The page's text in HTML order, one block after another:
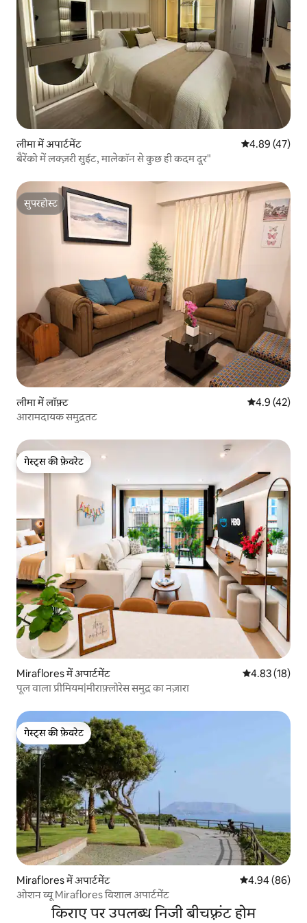
लीमा में अपार्टमेंट औसत रेटिंग 5 में
4.89 (47)
बैरेंको में लक्ज़री सुईट, मालेकॉन से कुछ ही कदम दूर"
सुपरहोस्ट
सुपरहोस्ट
लीमा में लॉफ़्ट औसत रेटिंग 5
4.9 (42)
आरामदायक समुद्रतट
गेस्ट्स की फ़ेवरेट
गेस्ट्स की फ़ेवरेट
Miraflores में अपार्टमेंट औसत रेटिंग 5 में
4.83 (18)
पूल वाला प्रीमियम|मीराफ़्लोरेस समुद्र का नज़ारा
गेस्ट्स की फ़ेवरेट
गेस्ट्स की फ़ेवरेट
Miraflores में अपार्टमेंट औसत रेटिंग 5 में
4.94 (86)
ओशन व्यू Miraflores विशाल अपार्टमेंट
किराए पर उपलब्ध निजी बीचफ़्रंट होम